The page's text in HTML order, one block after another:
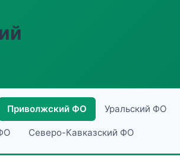
Приволжский ФО Уральский ФО
Северо-Кавказский ФО